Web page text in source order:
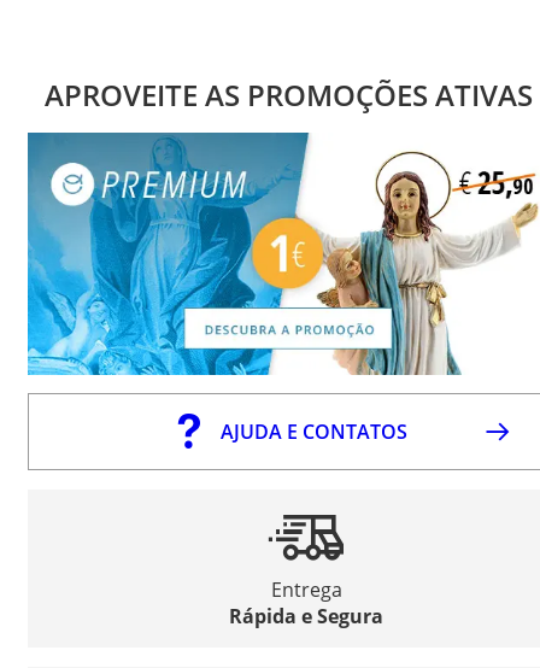
APROVEITE AS PROMOÇÕES ATIVAS
AJUDA E CONTATOS
Entrega
Rápida e Segura